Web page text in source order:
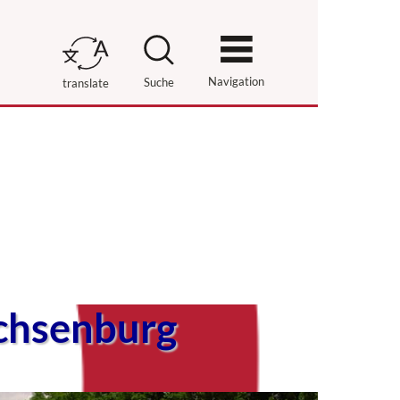
translate Suche Navigation